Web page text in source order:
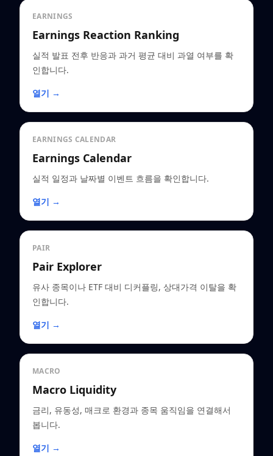
EARNINGS
Earnings Reaction Ranking
실적 발표 전후 반응과 과거 평균 대비 과열 여부를 확
인합니다.
열기 →
EARNINGS CALENDAR
Earnings Calendar
실적 일정과 날짜별 이벤트 흐름을 확인합니다.
열기 →
PAIR
Pair Explorer
유사 종목이나 ETF 대비 디커플링, 상대가격 이탈을 확
인합니다.
열기 →
MACRO
Macro Liquidity
금리, 유동성, 매크로 환경과 종목 움직임을 연결해서
봅니다.
열기 →